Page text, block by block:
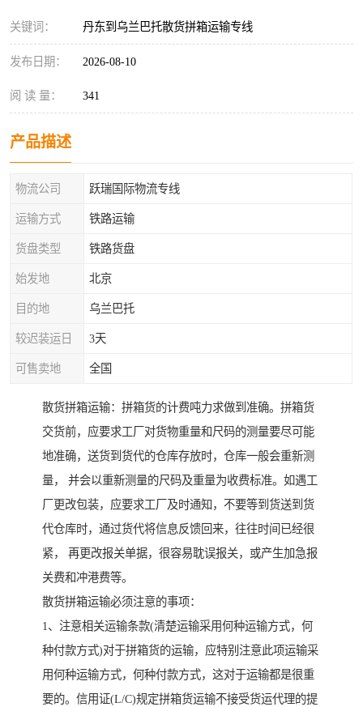
关键词： 丹东到乌兰巴托散货拼箱运输专线
发布日期： 2026-08-10
阅 读 量： 341
产品描述
物流公司 跃瑞国际物流专线
运输方式 铁路运输
货盘类型 铁路货盘
始发地 北京
目的地 乌兰巴托
较迟装运日 3天
可售卖地 全国
散货拼箱运输：拼箱货的计费吨力求做到准确。拼箱货
交货前，应要求工厂对货物重量和尺码的测量要尽可能
地准确，送货到货代的仓库存放时，仓库一般会重新测
量， 并会以重新测量的尺码及重量为收费标准。如遇工
厂更改包装，应要求工厂及时通知，不要等到货送到货
代仓库时，通过货代将信息反馈回来，往往时间已经很
紧， 再更改报关单据，很容易耽误报关，或产生加急报
关费和冲港费等。
散货拼箱运输必须注意的事项：
1、注意相关运输条款(清楚运输采用何种运输方式，何
种付款方式)对于拼箱货的运输，应特别注意此项运输采
用何种运输方式，何种付款方式，这对于运输都是很重
要的。信用证(L/C)规定拼箱货运输不接受货运代理的提